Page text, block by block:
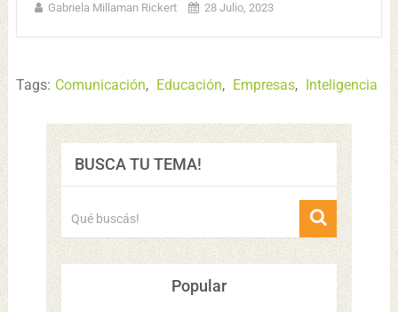
Gabriela Millaman Rickert 28 Julio, 2023
Tags: Comunicación, Educación, Empresas, Inteligencia
BUSCA TU TEMA!
Popular